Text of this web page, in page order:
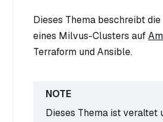
Dieses Thema beschreibt
eines Milvus-Clusters auf
Terraform und Ansible.
Dieses Thema ist veraltet